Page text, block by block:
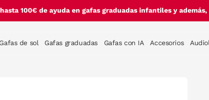
100€ de ayuda en gafas graduadas infantiles y
Gafas de sol Gafas graduadas Gafas con IA Accesorios